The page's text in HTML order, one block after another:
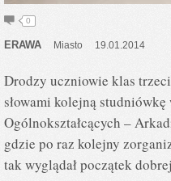
0
ERAWA Miasto 19.01.2014
Drodzy uczniowie klas
słowami kolejną
Ogólnokształcących –
gdzie po raz kolejny
tak wyglądał początek